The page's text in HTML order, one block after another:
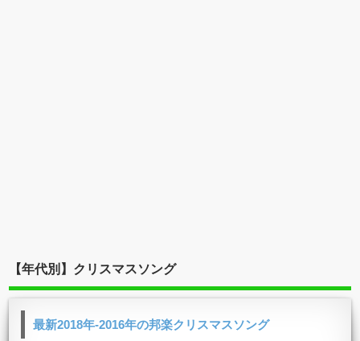
【年代別】クリスマスソング
最新2018年-2016年の邦楽クリスマスソング